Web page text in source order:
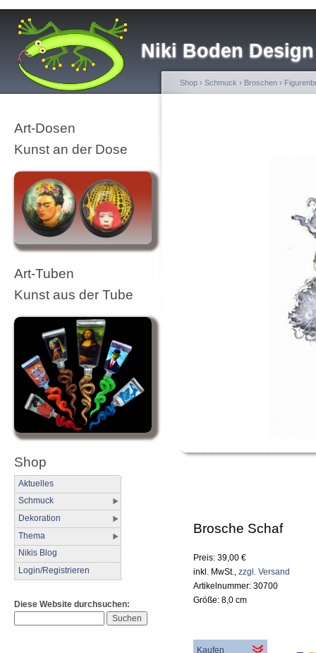
Niki Boden Design
Art-Dosen
Kunst an der Dose
Art-Tuben
Kunst aus der Tube
Shop
Aktuelles
Schmuck
Dekoration
Thema
Nikis Blog
Login/Registrieren
Diese Website durchsuchen:
Shop › Schmuck › Broschen ›
Brosche Schaf
Preis: 39,00 €
inkl. MwSt., zzgl. Versand
Artikelnummer: 30700
Größe: 8,0 cm
Kaufen